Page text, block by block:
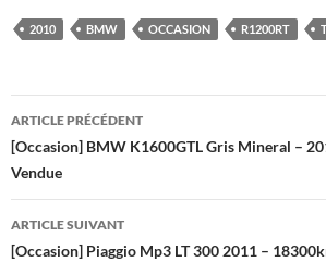
2010 BMW OCCASION R1200RT
Navigation
des
articles
ARTICLE PRÉCÉDENT
[Occasion] BMW K1600GTL Gris Mineral –
Vendue
ARTICLE SUIVANT
[Occasion] Piaggio Mp3 LT 300 2011 –